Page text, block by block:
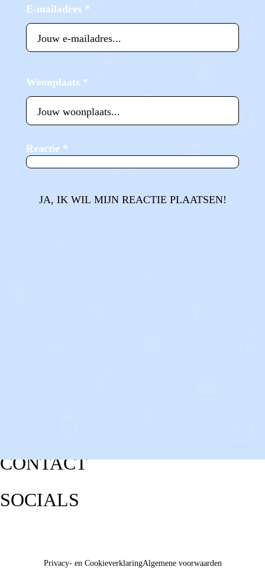
E-mailadres *
Woonplaats *
Reactie *
JA, IK WIL MIJN REACTIE PLAATSEN!
CONTACT
SOCIALS
Privacy- en CookieverklaringAlgemene voorwaarden